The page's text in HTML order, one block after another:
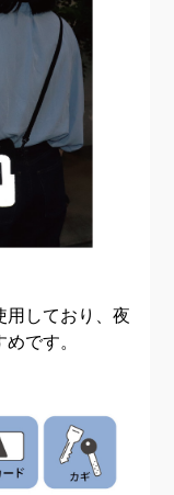
用しており、夜
です。